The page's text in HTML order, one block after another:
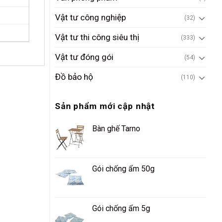
Vật tư công nghiệp (32)
Vật tư thi công siêu thị (333)
Vật tư đóng gói (54)
Đồ bảo hộ (110)
Sản phẩm mới cập nhật
Bàn ghế Tarno
Gói chống ẩm 50g
Gói chống ẩm 5g